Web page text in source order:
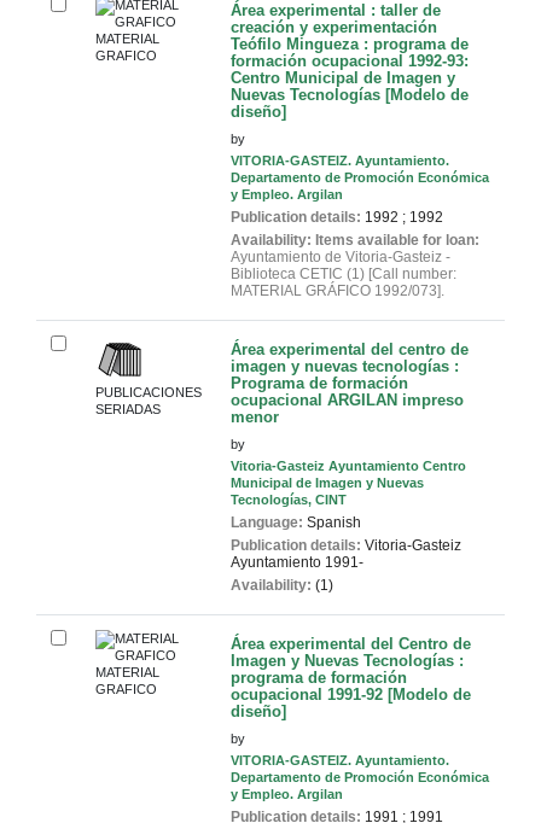
MATERIAL
GRAFICO
Área experimental : taller de
creación y experimentación
Teófilo Mingueza : programa de
formación ocupacional 1992-93:
Centro Municipal de Imagen y
Nuevas Tecnologías [Modelo de
diseño]
by
VITORIA-GASTEIZ. Ayuntamiento.
Departamento de Promoción Económica
y Empleo. Argilan
Publication details: 1992 ; 1992
Availability: Items available for loan:
Ayuntamiento de Vitoria-Gasteiz -
Biblioteca CETIC (1) Call number:
MATERIAL GRÁFICO 1992/073
PUBLICACIONES
SERIADAS
Área experimental del centro de
imagen y nuevas tecnologías :
Programa de formación
ocupacional ARGILAN impreso
menor
by
Vitoria-Gasteiz Ayuntamiento Centro
Municipal de Imagen y Nuevas
Tecnologías, CINT
Language: Spanish
Publication details: Vitoria-Gasteiz
Ayuntamiento 1991-
Availability: (1)
MATERIAL
GRAFICO
Área experimental del Centro de
Imagen y Nuevas Tecnologías :
programa de formación
ocupacional 1991-92 [Modelo de
diseño]
by
VITORIA-GASTEIZ. Ayuntamiento.
Departamento de Promoción Económica
y Empleo. Argilan
Publication details: 1991 ; 1991